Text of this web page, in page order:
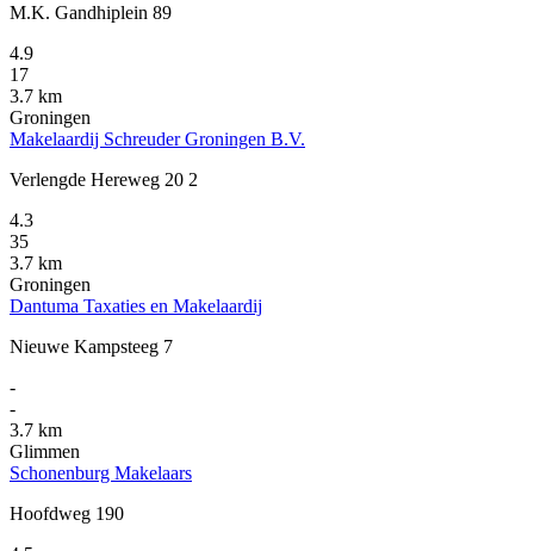
M.K. Gandhiplein 89
4.9
17
3.7 km
Groningen
Makelaardij Schreuder Groningen B.V.
Verlengde Hereweg 20 2
4.3
35
3.7 km
Groningen
Dantuma Taxaties en Makelaardij
Nieuwe Kampsteeg 7
-
-
3.7 km
Glimmen
Schonenburg Makelaars
Hoofdweg 190